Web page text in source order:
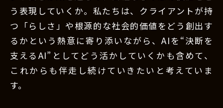
う表現していくか。私たちは、クライアントが持
つ「らしさ」や根源的な社会的価値をどう創出す
るかという熱意に寄り添いながら、AIを“決断を
支えるAI”としてどう活かしていくかも含めて、
これからも伴走し続けていきたいと考えていま
す。